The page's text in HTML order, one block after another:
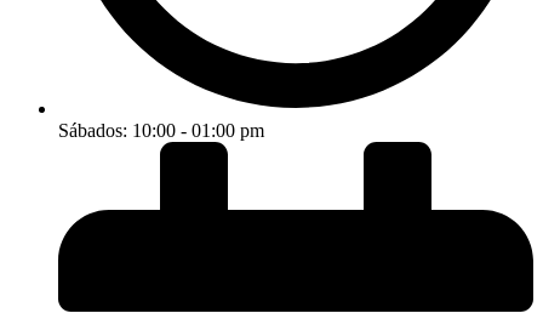
Sábados: 10:00 - 01:00 pm